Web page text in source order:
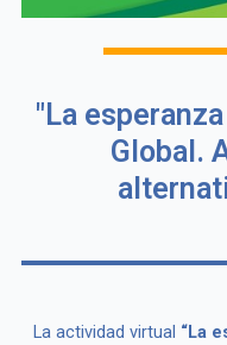
"La
Global.
La actividad virtual “La